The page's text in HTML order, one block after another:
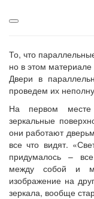
То, что
но в этом материале
Двери в
проведем их
На первом
зеркальные
они работают
все что видят.
придумалось –
между собой и
изображение на
зеркала, вообще